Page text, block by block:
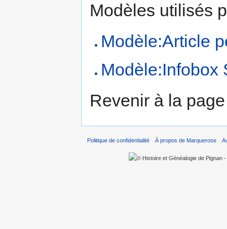
Modèles utilisés
Modèle:Article
Modèle:Infobox
Revenir à la
Politique de confidentialité À propos de Marquerose